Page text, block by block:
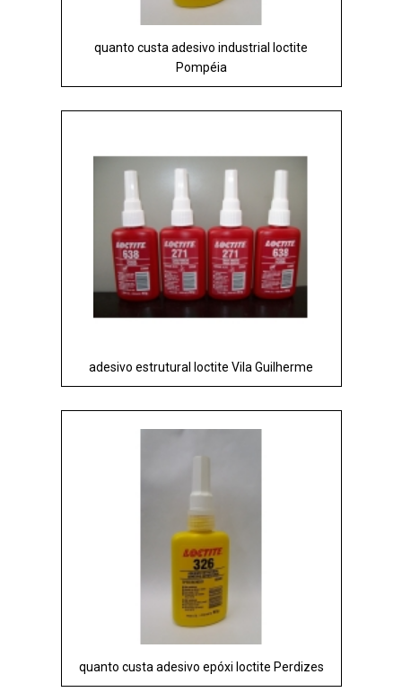
quanto custa adesivo industrial loctite
Pompéia
adesivo estrutural loctite Vila Guilherme
quanto custa adesivo epóxi loctite Perdizes